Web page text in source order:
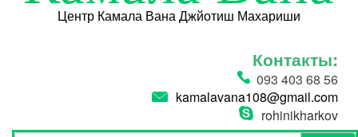
Центр Камала Вана Джйотиш Махариши
Контакты:
093 403 68 56
kamalavana108@gmail.com
rohinikharkov